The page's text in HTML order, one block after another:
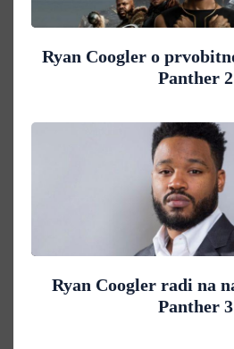
Ryan Coogler o
Panther
Ryan Coogler radi na
Panther